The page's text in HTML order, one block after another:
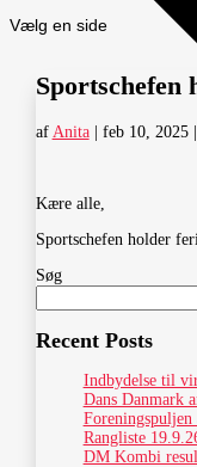
Vælg en side
Sportschefen
af Anita| feb 10, 2025|
Kære alle,
Sportschefen holder
Søg
Recent Posts
Indbydelse til
Dans Danmark
Foreningspuljen
Rangliste
DM Kombi